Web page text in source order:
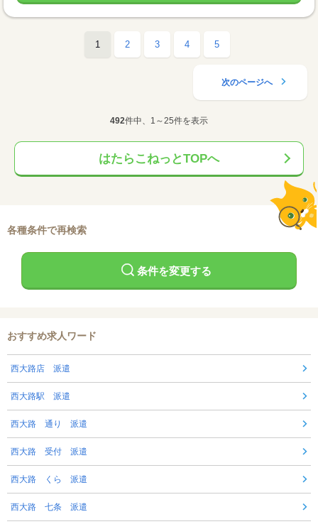
1 2 3 4 5
次のページへ
492件中、1～25件を表示
はたらこねっとTOPへ
各種条件で再検索
条件を変更する
おすすめ求人ワード
西大路店 派遣
西大路駅 派遣
西大路 通り 派遣
西大路 受付 派遣
西大路 くら 派遣
西大路 七条 派遣